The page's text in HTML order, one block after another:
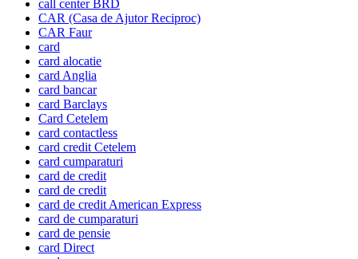
call center BRD
CAR (Casa de Ajutor Reciproc)
CAR Faur
card
card alocatie
card Anglia
card bancar
card Barclays
Card Cetelem
card contactless
card credit Cetelem
card cumparaturi
card de credit
card de credit
card de credit American Express
card de cumparaturi
card de pensie
card Direct